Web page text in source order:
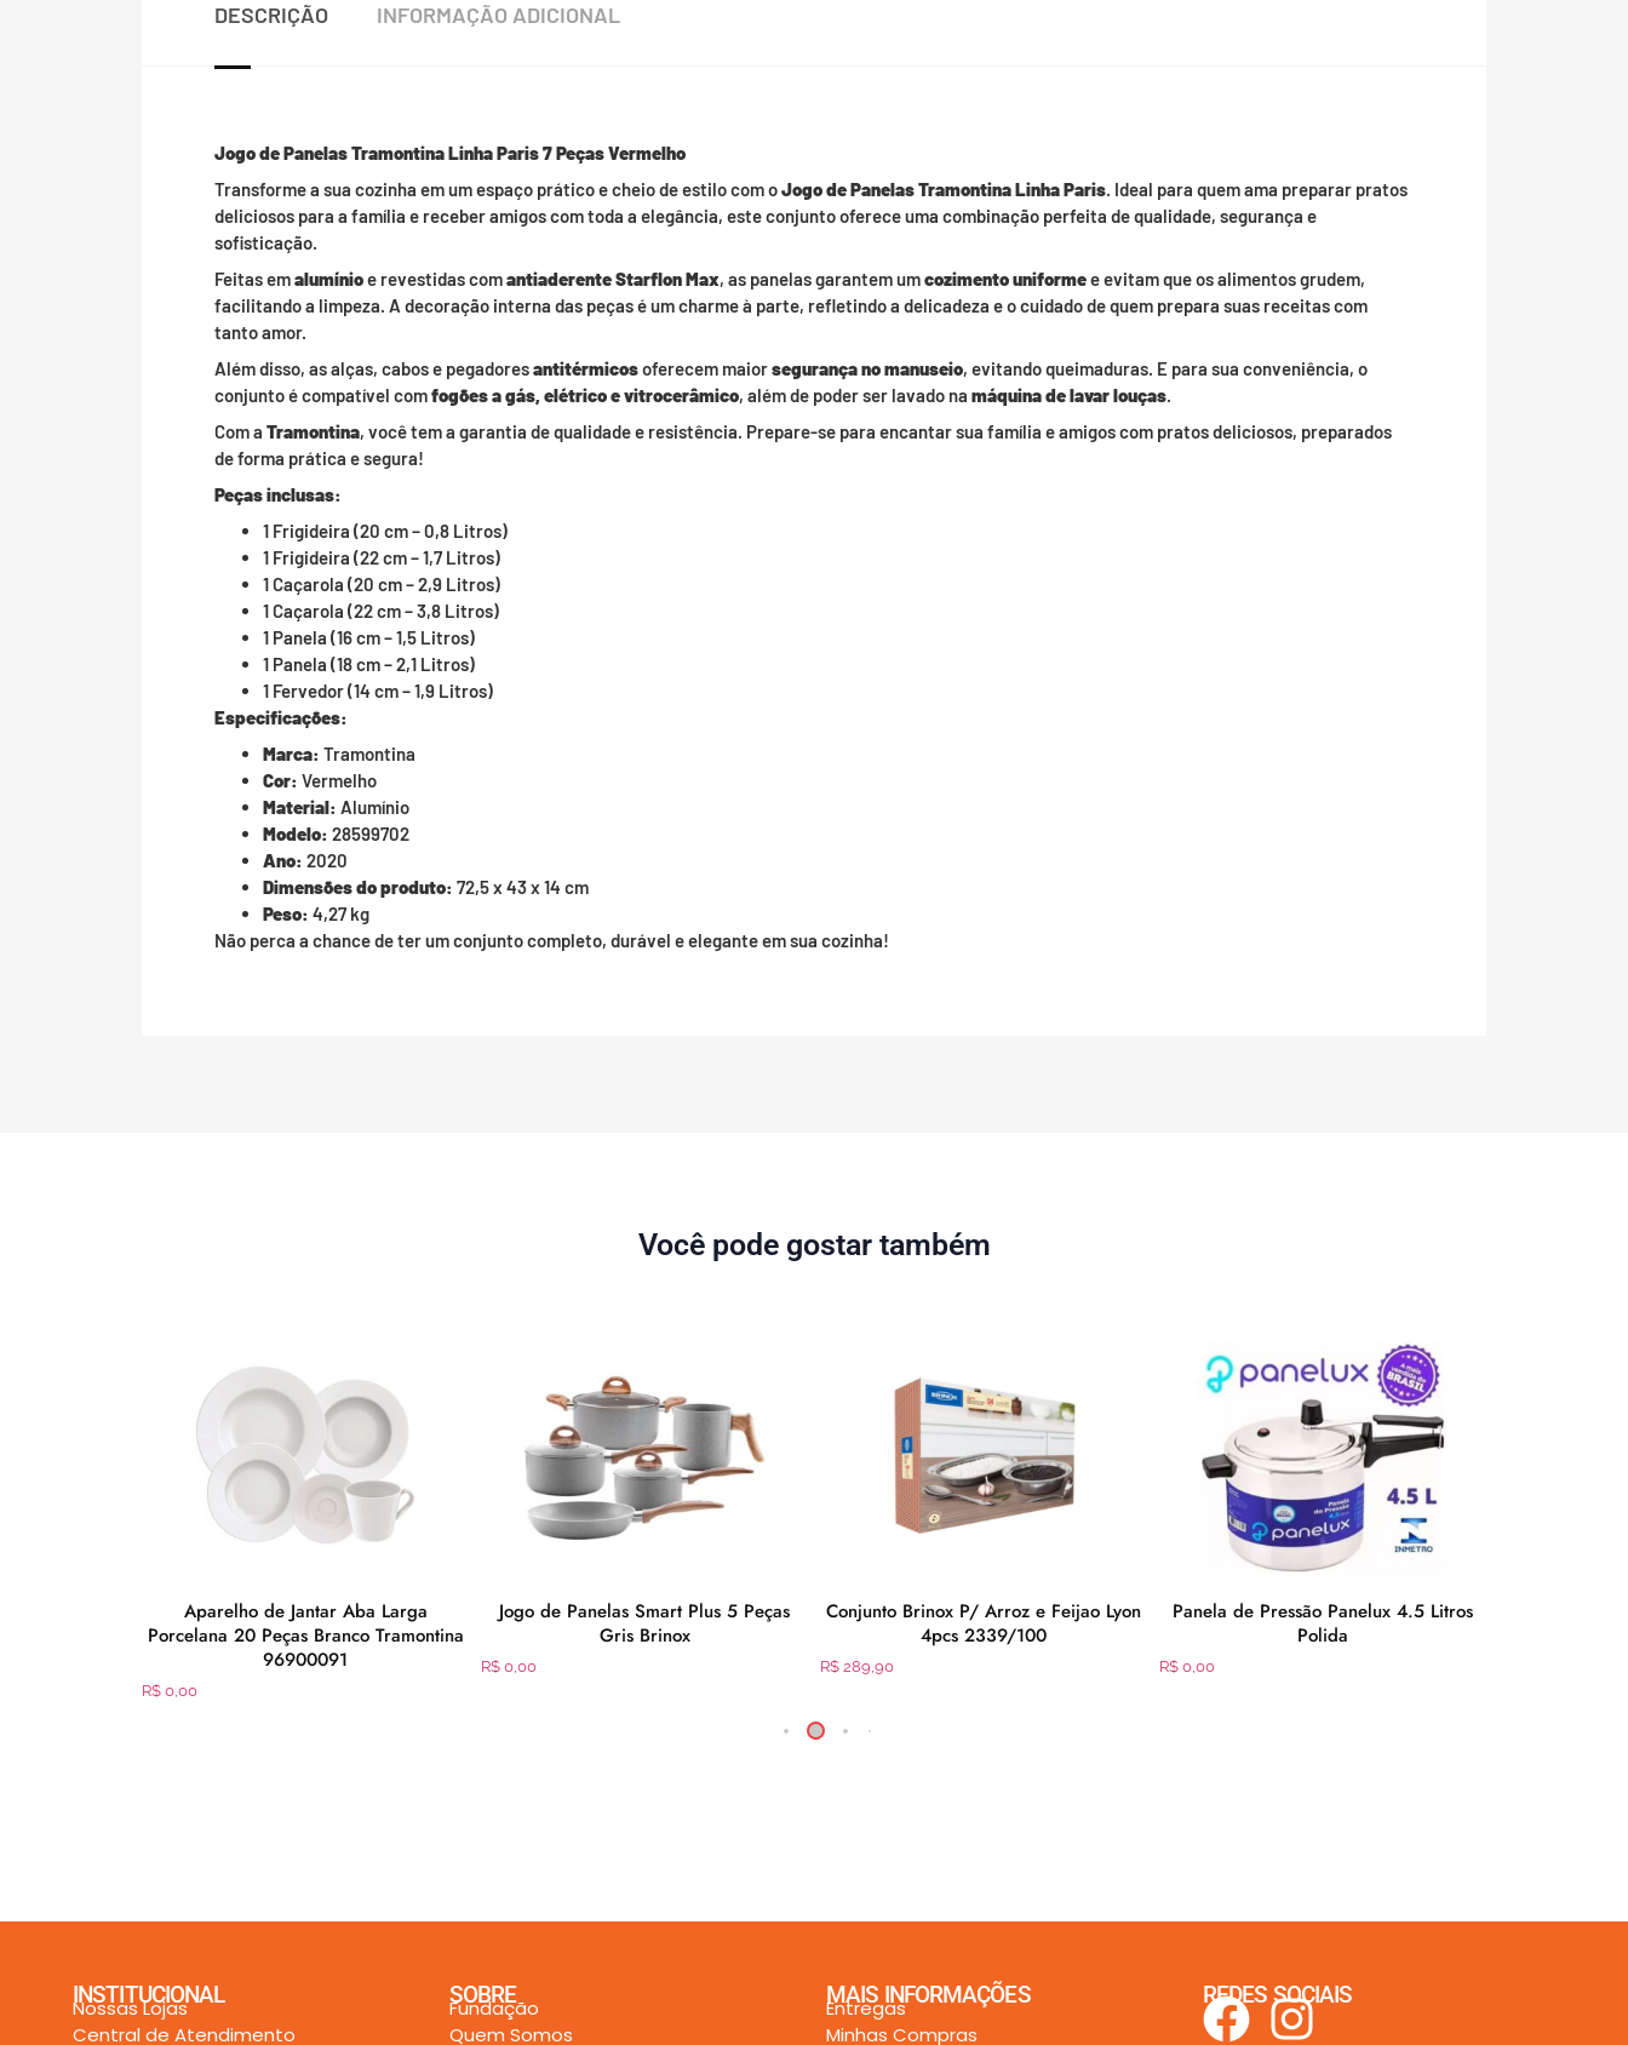
DESCRIÇÃO INFORMAÇÃO ADICIONAL
Jogo de Panelas Tramontina Linha Paris 7 Peças Vermelho
Transforme a sua cozinha em um espaço prático e cheio de estilo com oJogo de Panelas Tramontina Linha Paris. Ideal para quem ama preparar pratos
deliciosos para a família e receber amigos com toda a elegância, este conjunto oferece uma combinação perfeita de qualidade, segurança e
sofisticação.
Feitas emalumínioe revestidas comantiaderente Starflon Max, as panelas garantem umcozimento uniformee evitam que os alimentos grudem,
facilitando a limpeza. A decoração interna das peças é um charme à parte, refletindo a delicadeza e o cuidado de quem prepara suas receitas com
tanto amor.
Além disso, as alças, cabos e pegadoresantitérmicosoferecem maiorsegurança no manuseio, evitando queimaduras. E para sua conveniência, o
conjunto é compatível comfogões a gás, elétrico e vitrocerâmico, além de poder ser lavado na máquina de lavar louças.
Com a Tramontina, você tem a garantia de qualidade e resistência. Prepare-se para encantar sua família e amigos com pratos deliciosos, preparados
de forma prática e segura!
Peças inclusas:
1 Frigideira (20 cm – 0,8 Litros)
1 Frigideira (22 cm – 1,7 Litros)
1 Caçarola (20 cm – 2,9 Litros)
1 Caçarola (22 cm – 3,8 Litros)
1 Panela (16 cm – 1,5 Litros)
1 Panela (18 cm – 2,1 Litros)
1 Fervedor (14 cm – 1,9 Litros)
Especificações:
Marca: Tramontina
Cor: Vermelho
Material: Alumínio
Modelo: 28599702
Ano: 2020
Dimensões do produto: 72,5 x 43 x 14 cm
Peso: 4,27 kg
Não perca a chance de ter um conjunto completo, durável e elegante em sua cozinha!
Você pode gostar também
Aparelho de Jantar Aba Larga
Porcelana 20 Peças Branco Tramontina
96900091
R$ 0,00
Jogo de Panelas Smart Plus 5 Peças
Gris Brinox
R$ 0,00
Conjunto Brinox P/ Arroz e Feijao Lyon
4pcs 2339/100
R$ 289,90
Panela de Pressão Panelux 4.5 Litros
Polida
R$ 0,00
INSTITUCIONAL
Nossas Lojas
Central de Atendimento
SOBRE
Fundação
Quem Somos
MAIS INFORMAÇÕES
Entregas
Minhas Compras
REDES SOCIAIS